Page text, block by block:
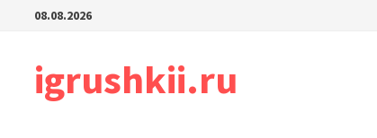
Перейти08.08.2026
igrushkii.ru